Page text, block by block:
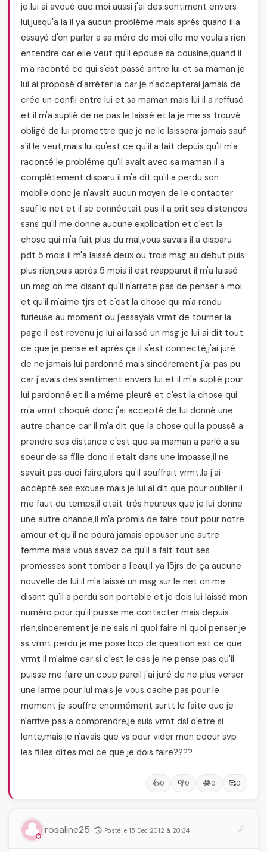
je lui ai avoué que moi aussi j'ai des sentiment envers
lui,jusqu'a la il ya aucun probléme mais aprés quand il a
essayé d'en parler a sa mére de moi elle me voulais rien
entendre car elle veut qu'il epouse sa cousine,quand il
m'a raconté ce qui s'est passé antre lui et sa maman je
lui ai proposé d'arréter la car je n'accepterai jamais de
crée un confli entre lui et sa maman mais lui il a reffusé
et il m'a suplié de ne pas le laissé et la je me ss trouvé
obligé de lui promettre que je ne le laisserai jamais sauf
s'il le veut,mais lui qu'est ce qu'il a fait depuis qu'il m'a
raconté le probléme qu'il avait avec sa maman il a
complétement disparu il m'a dit qu'il a perdu son
mobile donc je n'avait aucun moyen de le contacter
sauf le net et il se connéctait pas il a prit ses distences
sans qu'il me donne aucune explication et c'est la
chose qui m'a fait plus du mal,vous savais il a disparu
pdt 5 mois il m'a laissé deux ou trois msg au debut puis
plus rien,puis aprés 5 mois il est réapparut il m'a laissé
un msg on me disant qu'il n'arrete pas de penser a moi
et qu'il m'aime tjrs et c'est la chose qui m'a rendu
furieuse au moment ou j'essayais vrmt de tourner la
page il est revenu je lui ai laissé un msg je lui ai dit tout
ce que je pense et aprés ça il s'est connecté,j'ai juré
de ne jamais lui pardonné mais sincérement j'ai pas pu
car j'avais des sentiment envers lui et il m'a suplié pour
lui pardonné et il a méme pleuré et c'est la chose qui
m'a vrmt choqué donc j'ai accepté de lui donné une
autre chance car il m'a dit que la chose qui la poussé a
prendre ses distance c'est que sa maman a parlé a sa
soeur de sa fille donc il etait dans une impasse,il ne
savait pas quoi faire,alors qu'il souffrait vrmt,la j'ai
accépté ses excuse mais je lui ai dit que pour oublier il
me faut du temps,il etait trés heureux que je lui donne
une autre chance,il m'a promis de faire tout pour notre
amour et qu'il ne poura jamais epouser une autre
femme mais vous savez ce qu'il a fait tout ses
promesses sont tomber a l'eau,il ya 15jrs de ça aucune
nouvelle de lui il m'a laissé un msg sur le net on me
disant qu'il a perdu son portable et je dois lui laissé mon
numéro pour qu'il puisse me contacter mais depuis
rien,sincerement je ne sais ni quoi faire ni quoi penser je
ss vrmt perdu je me pose bcp de question est ce que
vrmt il m'aime car si c'est le cas je ne pense pas qu'il
puisse me faire un coup pareil j'ai juré de ne plus verser
une larme pour lui mais je vous cache pas pour le
moment je souffre enormément surtt le faite que je
n'arrive pas a comprendre,je suis vrmt dsl d'etre si
lente,mais je n'avais que vs pour vider mon coeur svp
les filles dites moi ce que je dois faire????
👍0 👎0 😂0 🥰0
rosaline25 Posté le 15 Dec 2012 à 20:34